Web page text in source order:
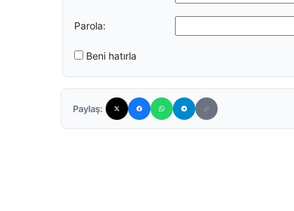
Parola:
Beni hatırla
Paylaş: